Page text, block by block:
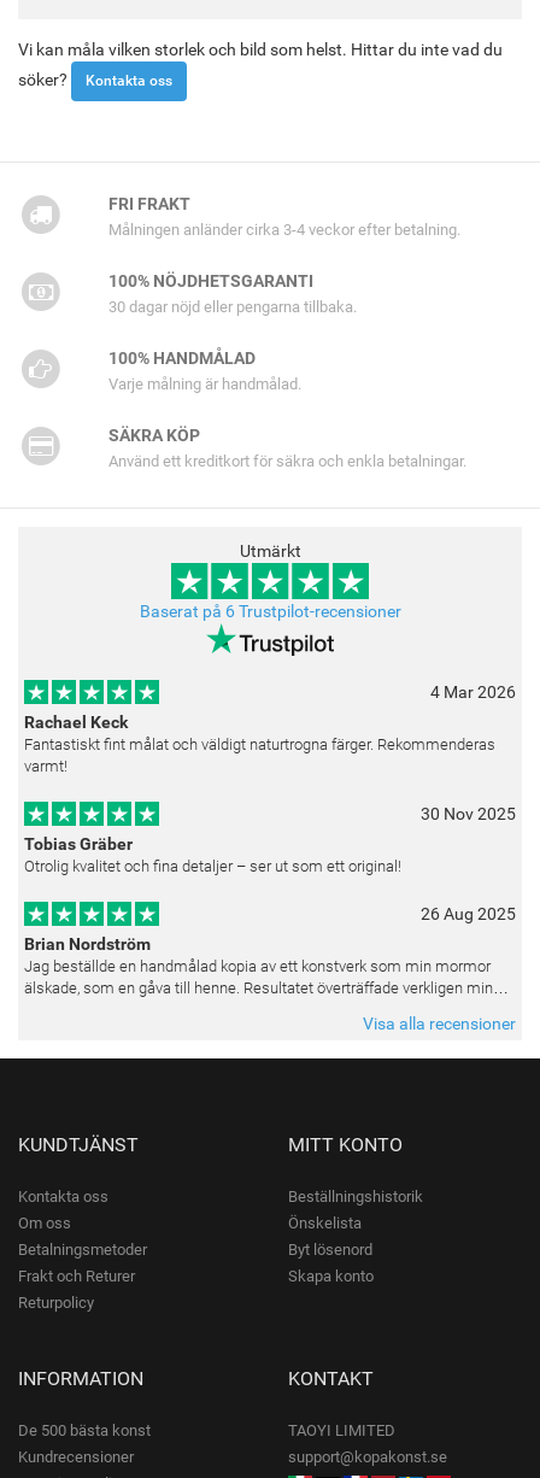
Vi kan måla vilken storlek och bild som helst. Hittar du inte vad du
söker?
Kontakta oss
FRI FRAKT
Målningen anländer cirka 3-4 veckor efter betalning.
100% NÖJDHETSGARANTI
30 dagar nöjd eller pengarna tillbaka.
100% HANDMÅLAD
Varje målning är handmålad.
SÄKRA KÖP
Använd ett kreditkort för säkra och enkla betalningar.
Utmärkt
Baserat på 6 Trustpilot-recensioner
4 Mar 2026
Rachael Keck
Fantastiskt fint målat och väldigt naturtrogna färger. Rekommenderas
varmt!
30 Nov 2025
Tobias Gräber
Otrolig kvalitet och fina detaljer – ser ut som ett original!
26 Aug 2025
Brian Nordström
Jag beställde en handmålad kopia av ett konstverk som min mormor
älskade, som en gåva till henne. Resultatet överträffade verkligen mina
Visa alla recensioner
KUNDTJÄNST
Kontakta oss
Om oss
Betalningsmetoder
Frakt och Returer
Returpolicy
MITT KONTO
Beställningshistorik
Önskelista
Byt lösenord
Skapa konto
INFORMATION
De 500 bästa konst
Kundrecensioner
KONTAKT
TAOYI LIMITED
support@kopakonst.se